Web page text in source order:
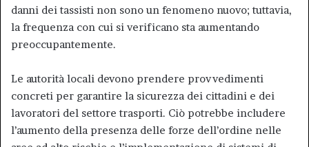
danni dei tassisti non sono un fenomeno nuovo; tuttavia,
la frequenza con cui si verificano sta aumentando
preoccupantemente.
Le autorità locali devono prendere provvedimenti
concreti per garantire la sicurezza dei cittadini e dei
lavoratori del settore trasporti. Ciò potrebbe includere
l’aumento della presenza delle forze dell’ordine nelle